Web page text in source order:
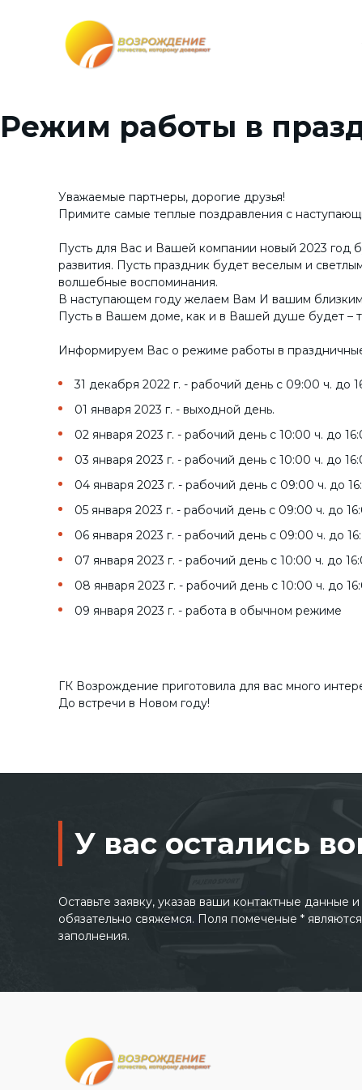
Авто с пробегом
Запчасти
Режим работы в
Уважаемые партнеры, дорогие друзья!
Примите самые теплые поздравления с
Пусть для Вас и Вашей компании новый 2023 год
развития. Пусть праздник будет веселым и
волшебные воспоминания.
В наступающем году желаем Вам И вашим близким
Пусть в Вашем доме, как и в Вашей душе будет –
Информируем Вас о режиме работы в
31 декабря 2022 г. - рабочий день с 09:00 ч. до
01 января 2023 г. - выходной день.
02 января 2023 г. - рабочий день с 10:00 ч. до
03 января 2023 г. - рабочий день с 10:00 ч. до
04 января 2023 г. - рабочий день с 09:00 ч. до
05 января 2023 г. - рабочий день с 09:00 ч. до
06 января 2023 г. - рабочий день с 09:00 ч. до
07 января 2023 г. - рабочий день с 10:00 ч. до
08 января 2023 г. - рабочий день с 10:00 ч. до
09 января 2023 г. - работа в обычном режиме
ГК Возрождение приготовила для вас много
До встречи в Новом году!
У вас остались
Оставьте заявку, указав ваши контактные
обязательно свяжемся. Поля помеченые *
заполнения.